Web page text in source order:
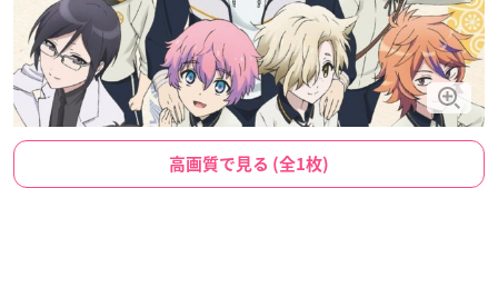
高画質で見る (全1枚)